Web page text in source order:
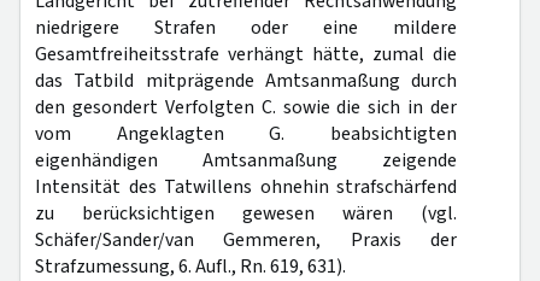
niedrigere Strafen oder eine mildere
Gesamtfreiheitsstrafe verhängt hätte, zumal die
das Tatbild mitprägende Amtsanmaßung durch
den gesondert Verfolgten C. sowie die sich in der
vom Angeklagten G. beabsichtigten
eigenhändigen Amtsanmaßung zeigende
Intensität des Tatwillens ohnehin strafschärfend
zu berücksichtigen gewesen wären (vgl.
Schäfer/Sander/van Gemmeren, Praxis der
Strafzumessung, 6. Aufl., Rn. 619, 631).